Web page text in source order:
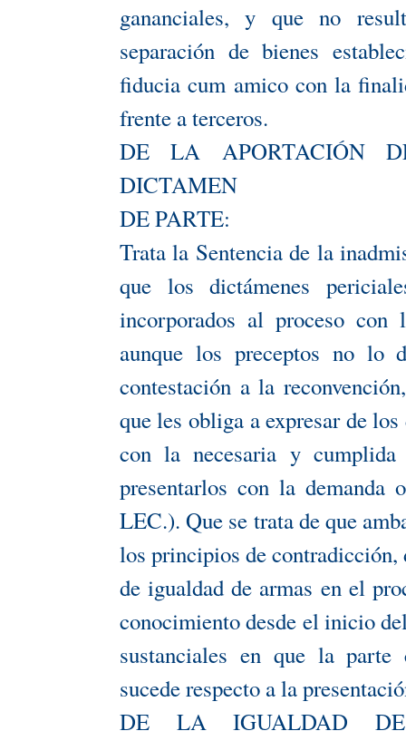
gananciales, y que no
separación de bienes
fiducia cum amico con la
frente a terceros.
DE LA APORTACIÓN
DICTAMEN
DE PARTE:
Trata la Sentencia de la
que los dictámenes
incorporados al proceso
aunque los preceptos no lo
contestación a la
que les obliga a expresar de
con la necesaria y
presentarlos con la demanda
LEC.). Que se trata de que
los principios de
de igualdad de armas en el
conocimiento desde el inicio
sustanciales en que la parte
sucede respecto a la
DE LA IGUALDAD